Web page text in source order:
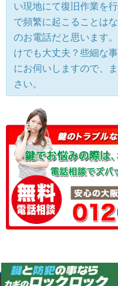
い現地にて復旧作業を
で頻繁に起こることは
のお電話だと思います
けでも大丈夫？些細な
にお伺いしますので、
さい。